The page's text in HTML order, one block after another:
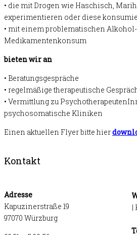
• die mit Drogen wie Haschisch,
experimentieren oder diese
• mit einem problematischen
Medikamentenkonsum
bieten wir an
• Beratungsgespräche
• regelmäßige therapeutische
• Vermittlung zu
psychosomatische Kliniken
Einen aktuellen Flyer bitte hier
Kontakt
Adresse
Kapuzinerstraße 19
97070 Würzburg
|